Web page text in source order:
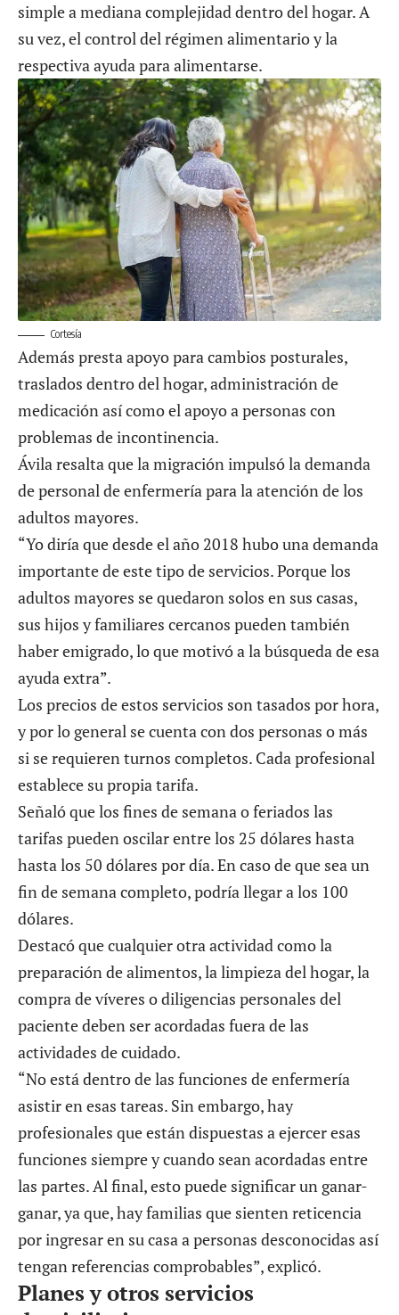
simple a mediana complejidad dentro del hogar. A
su vez, el control del régimen alimentario y la
respectiva ayuda para alimentarse.
Cortesía
Además presta apoyo para cambios posturales,
traslados dentro del hogar, administración de
medicación así como el apoyo a personas con
problemas de incontinencia.
Ávila resalta que la migración impulsó la demanda
de personal de enfermería para la atención de los
adultos mayores.
“Yo diría que desde el año 2018 hubo una demanda
importante de este tipo de servicios. Porque los
adultos mayores se quedaron solos en sus casas,
sus hijos y familiares cercanos pueden también
haber emigrado, lo que motivó a la búsqueda de esa
ayuda extra”.
Los precios de estos servicios son tasados por hora,
y por lo general se cuenta con dos personas o más
si se requieren turnos completos. Cada profesional
establece su propia tarifa.
Señaló que los fines de semana o feriados las
tarifas pueden oscilar entre los 25 dólares hasta
hasta los 50 dólares por día. En caso de que sea un
fin de semana completo, podría llegar a los 100
dólares.
Destacó que cualquier otra actividad como la
preparación de alimentos, la limpieza del hogar, la
compra de víveres o diligencias personales del
paciente deben ser acordadas fuera de las
actividades de cuidado.
“No está dentro de las funciones de enfermería
asistir en esas tareas. Sin embargo, hay
profesionales que están dispuestas a ejercer esas
funciones siempre y cuando sean acordadas entre
las partes. Al final, esto puede significar un ganar-
ganar, ya que, hay familias que sienten reticencia
por ingresar en su casa a personas desconocidas así
tengan referencias comprobables”, explicó.
Planes y otros servicios